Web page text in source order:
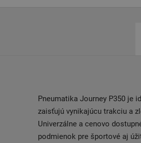
Pneumatika Journey P350 je
zaisťujú vynikajúcu trakciu a
Univerzálne a cenovo
podmienok pre športové aj